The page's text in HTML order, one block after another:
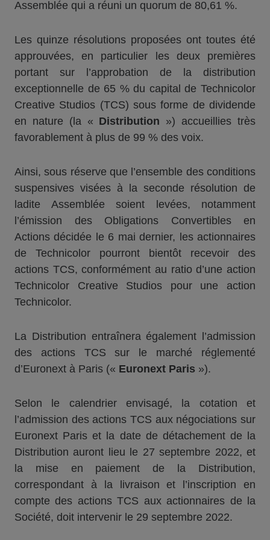
Assemblée qui a réuni un quorum de 80,61 %.
Les quinze résolutions proposées ont toutes été
approuvées, en particulier les deux premières
portant sur l’approbation de la distribution
exceptionnelle de 65 % du capital de Technicolor
Creative Studios (TCS) sous forme de dividende
en nature (la « Distribution ») accueillies très
favorablement à plus de 99 % des voix.
Ainsi, sous réserve que l’ensemble des conditions
suspensives visées à la seconde résolution de
ladite Assemblée soient levées, notamment
l’émission des Obligations Convertibles en
Actions décidée le 6 mai dernier, les actionnaires
de Technicolor pourront bientôt recevoir des
actions TCS, conformément au ratio d’une action
Technicolor Creative Studios pour une action
Technicolor.
La Distribution entraînera également l’admission
des actions TCS sur le marché réglementé
d’Euronext à Paris (« Euronext Paris »).
Selon le calendrier envisagé, la cotation et
l’admission des actions TCS aux négociations sur
Euronext Paris et la date de détachement de la
Distribution auront lieu le 27 septembre 2022, et
la mise en paiement de la Distribution,
correspondant à la livraison et l’inscription en
compte des actions TCS aux actionnaires de la
Société, doit intervenir le 29 septembre 2022.